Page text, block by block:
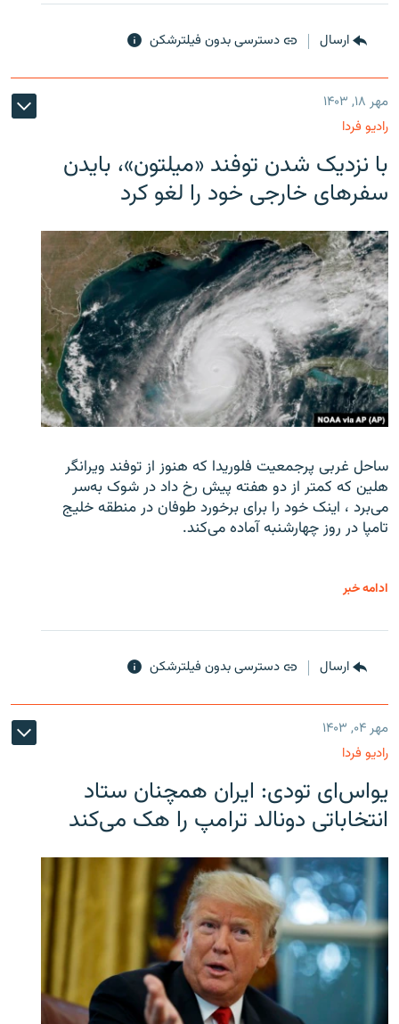
ارسال دسترسی بدون فیلترشکن
مهر ۱۸, ۱۴۰۳
رادیو فردا
با نزدیک شدن توفند «میلتون»، بایدن
سفرهای خارجی خود را لغو کرد
ساحل غربی پرجمعیت فلوریدا که هنوز از توفند ویرانگر
هلین که کمتر از دو هفته پیش رخ داد در شوک به‌سر
می‌برد ، اینک خود را برای برخورد طوفان در منطقه خلیج
تامپا در روز چهارشنبه آماده می‌کند.
ادامه خبر
ارسال دسترسی بدون فیلترشکن
مهر ۰۴, ۱۴۰۳
رادیو فردا
یو‌اس‌ای تودی: ایران همچنان ستاد
انتخاباتی دونالد ترامپ را هک می‌کند